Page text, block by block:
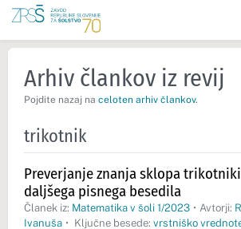
Arhiv člankov iz revij
Pojdite nazaj na celoten arhiv člankov.
trikotnik
Preverjanje znanja sklopa
daljšega pisnega besedila
Članek iz: Matematika v šoli 1/2023 • Avtorji:
Ivanuša • Ključne besede: vrstniško